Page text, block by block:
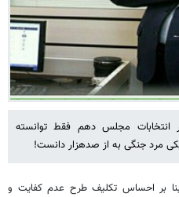
انتخابات مجلس دهم فقط توانسته
بر احساس تکلیف طرح عدم کفایت و